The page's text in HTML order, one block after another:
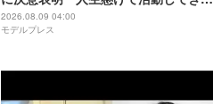
した」織山尚大は「アイドルをやって
いて良かった」【挨拶ほぼ全文／
YOU】
2026.08.09 04:00
モデルプレス